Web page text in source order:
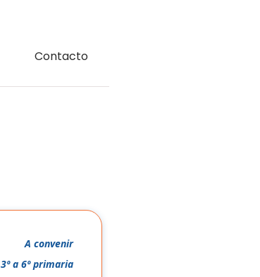
Contacto
A convenir
3º a 6º primaria